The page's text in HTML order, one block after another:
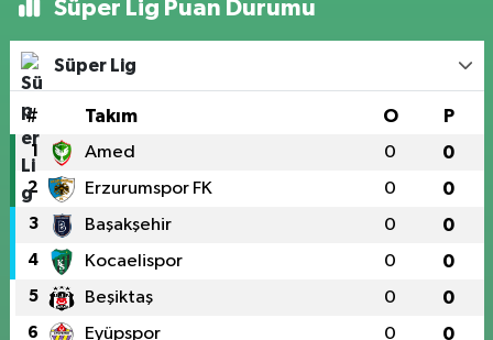
Süper Lig Puan Durumu
Süper Lig
# Takım O P
1 Amed 0 0
2 Erzurumspor FK 0 0
3 Başakşehir 0 0
4 Kocaelispor 0 0
5 Beşiktaş 0 0
6 Eyüpspor 0 0